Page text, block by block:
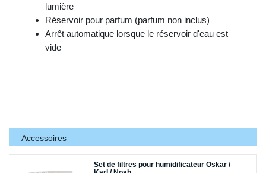
lumière
Réservoir pour parfum (parfum non inclus)
Arrêt automatique lorsque le réservoir d'eau est
vide
Accessoires
Set de filtres pour humidificateur Oskar /